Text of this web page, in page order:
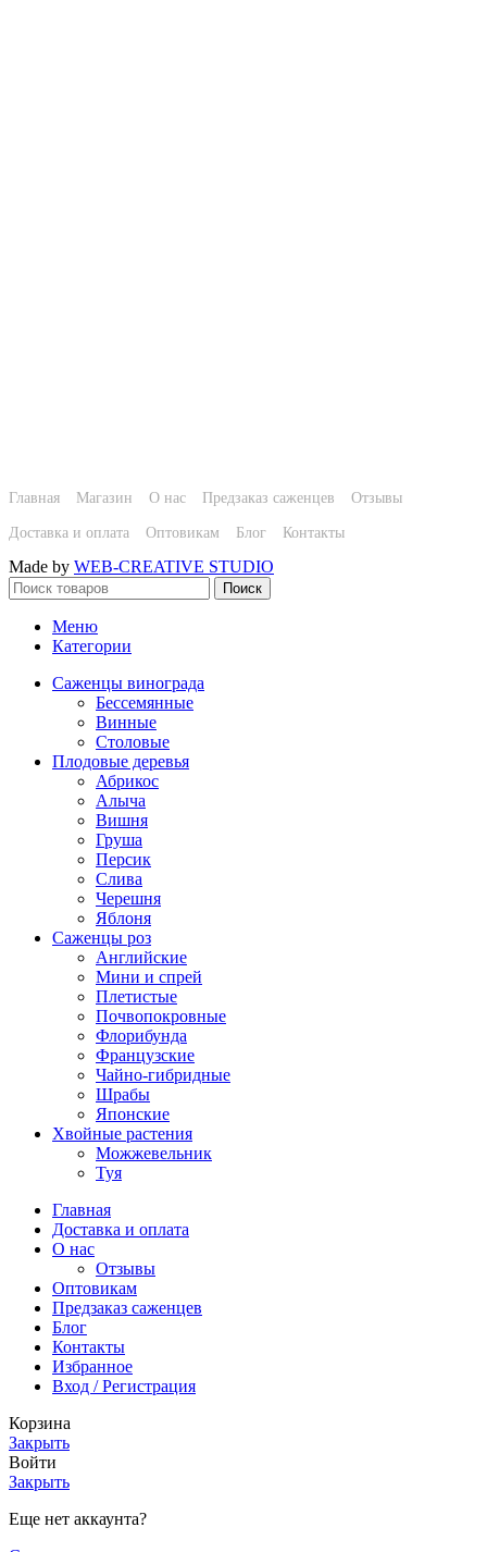
Главная Магазин О нас Предзаказ саженцев Отзывы
Доставка и оплата Оптовикам Блог Контакты
Made by WEB-CREATIVE STUDIO
Поиск
Меню
Категории
Саженцы винограда
Бессемянные
Винные
Столовые
Плодовые деревья
Абрикос
Алыча
Вишня
Груша
Персик
Слива
Черешня
Яблоня
Саженцы роз
Английские
Мини и спрей
Плетистые
Почвопокровные
Флорибунда
Французские
Чайно-гибридные
Шрабы
Японские
Хвойные растения
Можжевельник
Туя
Главная
Доставка и оплата
О нас
Отзывы
Оптовикам
Предзаказ саженцев
Блог
Контакты
Избранное
Вход / Регистрация
Корзина
Закрыть
Войти
Закрыть
Еще нет аккаунта?